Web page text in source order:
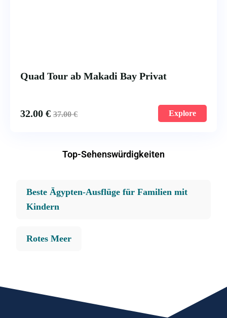
Quad Tour ab Makadi Bay Privat
32.00 € 37.00€ Explore
Top-Sehenswürdigkeiten
Beste Ägypten-Ausflüge für Familien mit
Kindern
Rotes Meer